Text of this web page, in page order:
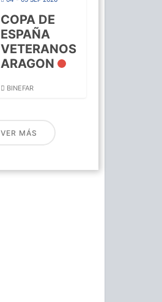
COPA DE
ESPAÑA
VETERANOS
ARAGON
BINEFAR
VER MÁS